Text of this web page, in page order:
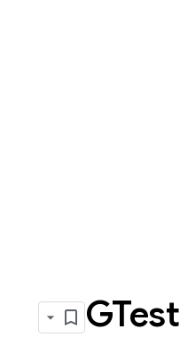
GTest